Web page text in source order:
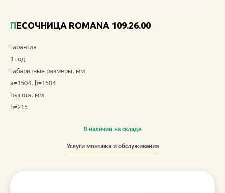
ОБЗОРЫ
ПЕСОЧНИЦА ROMANA 109.26.00
Гарантия
1 год
Габаритные размеры, мм
a=1504, b=1504
Высота, мм
h=215
В наличии на складе
Услуги монтажа и обслуживания